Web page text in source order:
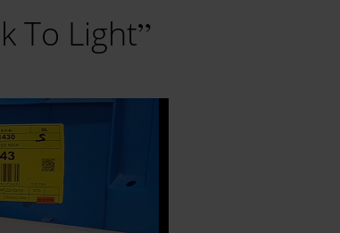
To Light